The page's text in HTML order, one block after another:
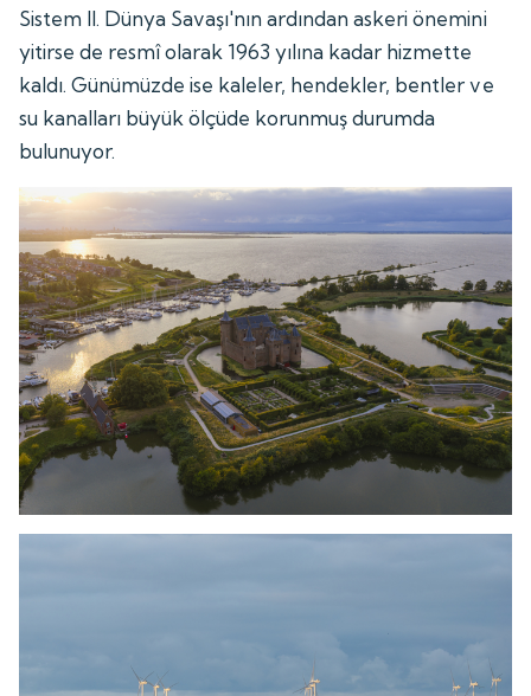
Sistem II. Dünya Savaşı'nın ardından askeri önemini
yitirse de resmî olarak 1963 yılına kadar hizmette
kaldı. Günümüzde ise kaleler, hendekler, bentler ve
su kanalları büyük ölçüde korunmuş durumda
bulunuyor.